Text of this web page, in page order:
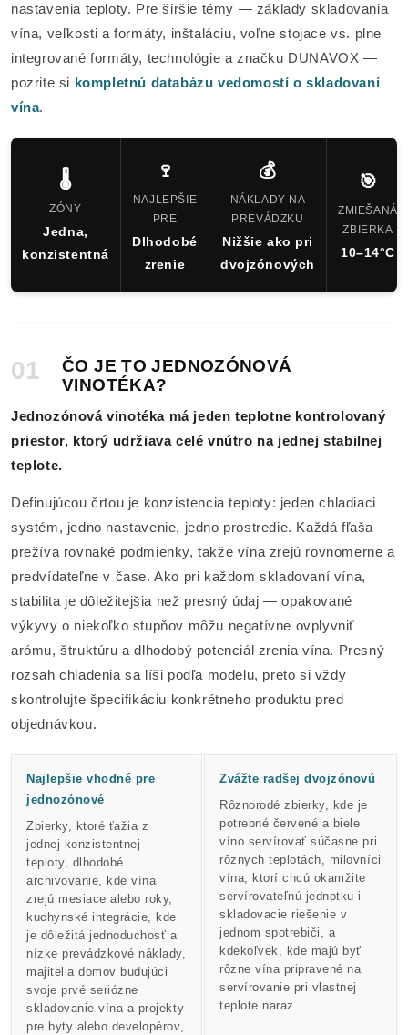
nastavenia teploty. Pre širšie témy — základy skladovania
vína, veľkosti a formáty, inštaláciu, voľne stojace vs. plne
integrované formáty, technológie a značku DUNAVOX —
pozrite si kompletnú databázu vedomostí o skladovaní
vína.
🌡️
ZÓNY
Jedna,
konzistentná
🍷
NAJLEPŠIE
PRE
Dlhodobé
zrenie
💰
NÁKLADY NA
PREVÁDZKU
Nižšie ako pri
dvojzónových
🎯
ZMIEŠANÁ
ZBIERKA
10–14°C
01
ČO JE TO JEDNOZÓNOVÁ
VINOTÉKA?
Jednozónová vinotéka má jeden teplotne kontrolovaný
priestor, ktorý udržiava celé vnútro na jednej stabilnej
teplote.
Definujúcou črtou je konzistencia teploty: jeden chladiaci
systém, jedno nastavenie, jedno prostredie. Každá fľaša
prežíva rovnaké podmienky, takže vína zrejú rovnomerne a
predvídateľne v čase. Ako pri každom skladovaní vína,
stabilita je dôležitejšia než presný údaj — opakované
výkyvy o niekoľko stupňov môžu negatívne ovplyvniť
arómu, štruktúru a dlhodobý potenciál zrenia vína. Presný
rozsah chladenia sa líši podľa modelu, preto si vždy
skontrolujte špecifikáciu konkrétneho produktu pred
objednávkou.
Najlepšie vhodné pre
jednozónové
Zbierky, ktoré ťažia z
jednej konzistentnej
teploty, dlhodobé
archivovanie, kde vína
zrejú mesiace alebo roky,
kuchynské integrácie, kde
je dôležitá jednoduchosť a
nízke prevádzkové náklady,
majitelia domov budujúci
svoje prvé seriózne
skladovanie vína a projekty
pre byty alebo developérov,
Zvážte radšej dvojzónovú
Rôznorodé zbierky, kde je
potrebné červené a biele
víno servírovať súčasne pri
rôznych teplotách, milovníci
vína, ktorí chcú okamžite
servírovateľnú jednotku i
skladovacie riešenie v
jednom spotrebiči, a
kdekoľvek, kde majú byť
rôzne vína pripravené na
servírovanie pri vlastnej
teplote naraz.